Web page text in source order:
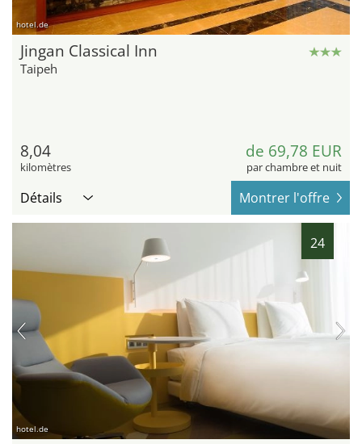
hotel.de
Jingan Classical Inn
Taipeh
8,04
kilomètres
de 69,78 EUR
par chambre et nuit
Détails Montrer l'offre
24
hotel.de